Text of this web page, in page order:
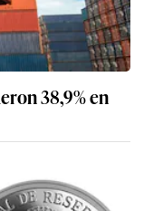
38,9% en